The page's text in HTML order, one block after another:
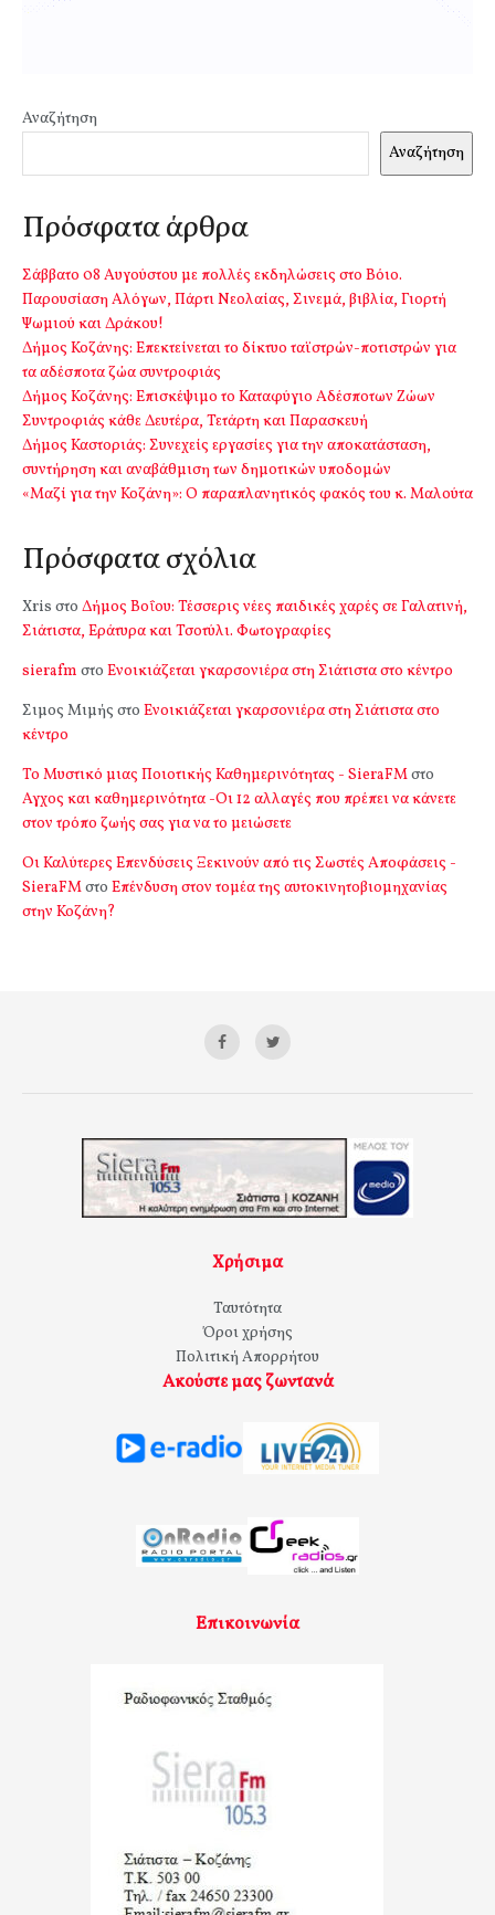
Αναζήτηση
Αναζήτηση
Πρόσφατα άρθρα
Σάββατο 08 Αυγούστου με πολλές εκδηλώσεις στο Βόιο.
Παρουσίαση Αλόγων, Πάρτι Νεολαίας, Σινεμά, βιβλία, Γιορτή
Ψωμιού και Δράκου!
Δήμος Κοζάνης: Επεκτείνεται το δίκτυο ταϊστρών-ποτιστρών για
τα αδέσποτα ζώα συντροφιάς
Δήμος Κοζάνης: Επισκέψιμο το Καταφύγιο Αδέσποτων Ζώων
Συντροφιάς κάθε Δευτέρα, Τετάρτη και Παρασκευή
Δήμος Καστοριάς: Συνεχείς εργασίες για την αποκατάσταση,
συντήρηση και αναβάθμιση των δημοτικών υποδομών
«Μαζί για την Κοζάνη»: Ο παραπλανητικός φακός του κ. Μαλούτα
Πρόσφατα σχόλια
Xris στο Δήμος Βοΐου: Τέσσερις νέες παιδικές χαρές σε Γαλατινή,
Σιάτιστα, Εράτυρα και Τσοτύλι. Φωτογραφίες
sierafm στο Ενοικιάζεται γκαρσονιέρα στη Σιάτιστα στο κέντρο
Σιμος Μιμής στο Ενοικιάζεται γκαρσονιέρα στη Σιάτιστα στο
κέντρο
Το Μυστικό μιας Ποιοτικής Καθημερινότητας - SieraFMστο
Αγχος και καθημερινότητα -Οι 12 αλλαγές που πρέπει να κάνετε
στον τρόπο ζωής σας για να το μειώσετε
Οι Καλύτερες Επενδύσεις Ξεκινούν από τις Σωστές Αποφάσεις -
SieraFMστο Επένδυση στον τομέα της αυτοκινητοβιομηχανίας
στην Κοζάνη?
Χρήσιμα
Ταυτότητα
Όροι χρήσης
Πολιτική Απορρήτου
Ακούστε μας ζωντανά
Επικοινωνία